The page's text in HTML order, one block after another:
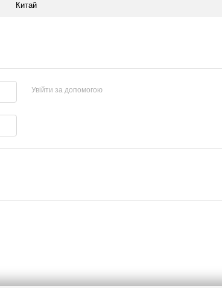
Китай
Увійти за допомогою